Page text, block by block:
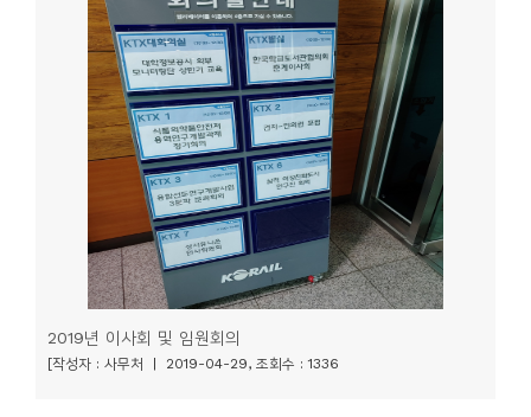
2019년 이사회 및 임원회의
[작성자 : 사무처 | 2019-04-29, 조회수 : 1336